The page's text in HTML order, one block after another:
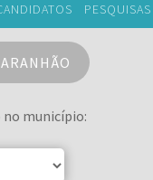
PESQUISAS
no município: